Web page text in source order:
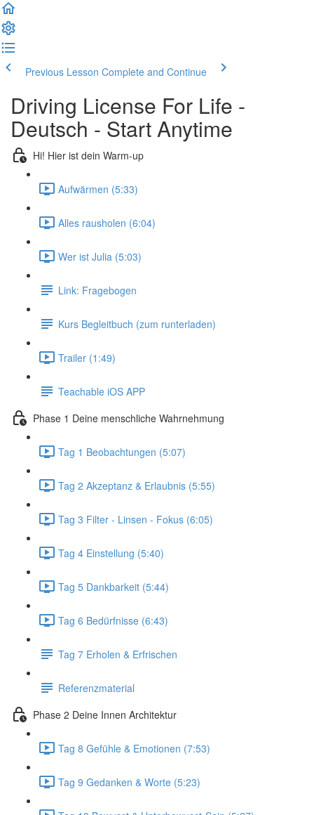
Previous Lesson Complete and Continue
Driving License For Life -
Deutsch - Start Anytime
Hi! Hier ist dein Warm-up
Aufwärmen (5:33)
Alles rausholen (6:04)
Wer ist Julia (5:03)
Link: Fragebogen
Kurs Begleitbuch (zum runterladen)
Trailer (1:49)
Teachable iOS APP
Phase 1 Deine menschliche Wahrnehmung
Tag 1 Beobachtungen (5:07)
Tag 2 Akzeptanz & Erlaubnis (5:55)
Tag 3 Filter - Linsen - Fokus (6:05)
Tag 4 Einstellung (5:40)
Tag 5 Dankbarkeit (5:44)
Tag 6 Bedürfnisse (6:43)
Tag 7 Erholen & Erfrischen
Referenzmaterial
Phase 2 Deine Innen Architektur
Tag 8 Gefühle & Emotionen (7:53)
Tag 9 Gedanken & Worte (5:23)